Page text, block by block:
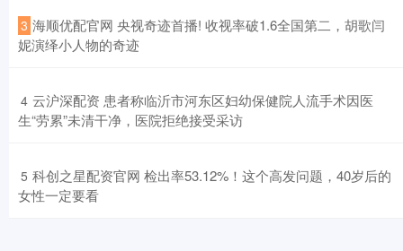
3 ​海顺优配官网 央视奇迹首播! 收视率破1.6全国第二，胡歌闫
妮演绎小人物的奇迹
4 ​云沪深配资 患者称临沂市河东区妇幼保健院人流手术因医
生“劳累”未清干净，医院拒绝接受采访
5 ​科创之星配资官网 检出率53.12%！这个高发问题，40岁后的
女性一定要看